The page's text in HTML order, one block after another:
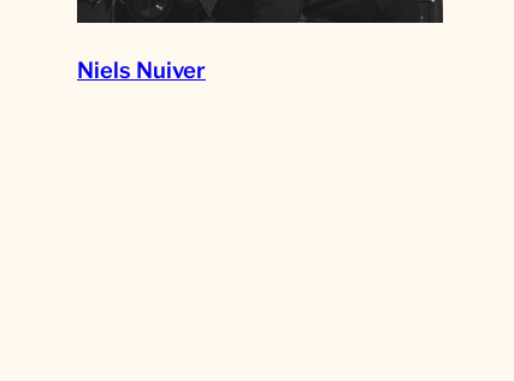
Niels Nuiver